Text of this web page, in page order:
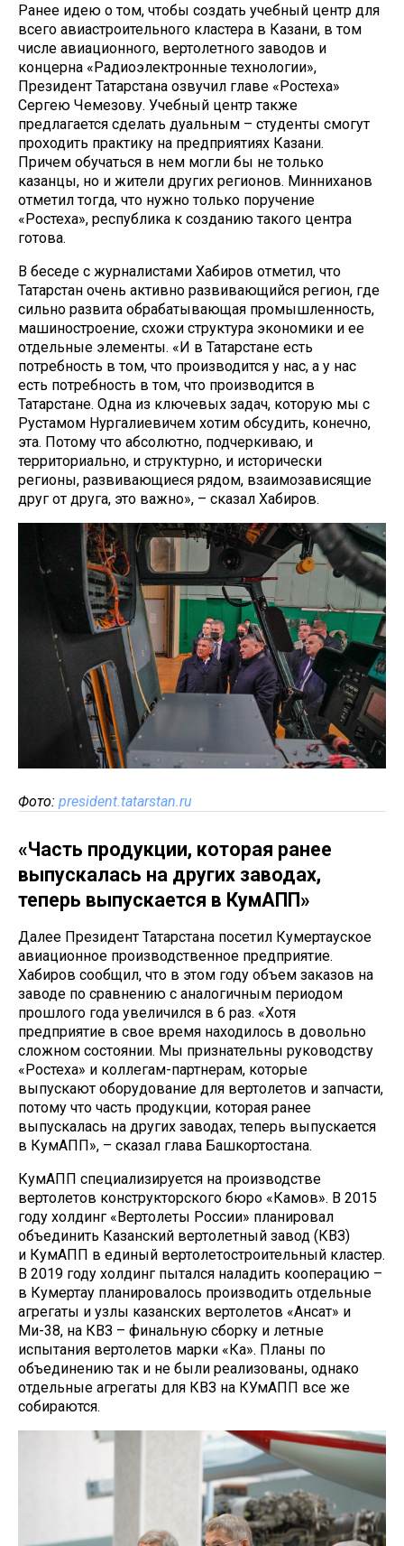
Ранее идею о том, чтобы создать учебный центр для
всего авиастроительного кластера в Казани, в том
числе авиационного, вертолетного заводов и
концерна «Радиоэлектронные технологии»,
Президент Татарстана озвучил главе «Ростеха»
Сергею Чемезову. Учебный центр также
предлагается сделать дуальным – студенты смогут
проходить практику на предприятиях Казани.
Причем обучаться в нем могли бы не только
казанцы, но и жители других регионов. Минниханов
отметил тогда, что нужно только поручение
«Ростеха», республика к созданию такого центра
готова.
В беседе с журналистами Хабиров отметил, что
Татарстан очень активно развивающийся регион, где
сильно развита обрабатывающая промышленность,
машиностроение, схожи структура экономики и ее
отдельные элементы. «И в Татарстане есть
потребность в том, что производится у нас, а у нас
есть потребность в том, что производится в
Татарстане. Одна из ключевых задач, которую мы с
Рустамом Нургалиевичем хотим обсудить, конечно,
эта. Потому что абсолютно, подчеркиваю, и
территориально, и структурно, и исторически
регионы, развивающиеся рядом, взаимозависящие
друг от друга, это важно», – сказал Хабиров.
Фото: president.tatarstan.ru
«Часть продукции, которая ранее
выпускалась на других заводах,
теперь выпускается в КумАПП»
Далее Президент Татарстана посетил Кумертауское
авиационное производственное предприятие.
Хабиров сообщил, что в этом году объем заказов на
заводе по сравнению с аналогичным периодом
прошлого года увеличился в 6 раз. «Хотя
предприятие в свое время находилось в довольно
сложном состоянии. Мы признательны руководству
«Ростеха» и коллегам-партнерам, которые
выпускают оборудование для вертолетов и запчасти,
потому что часть продукции, которая ранее
выпускалась на других заводах, теперь выпускается
в КумАПП», ­– сказал глава Башкортостана.
КумАПП специализируется на производстве
вертолетов конструкторского бюро «Камов». В 2015
году холдинг «Вертолеты России» планировал
объединить Казанский вертолетный завод (КВЗ)
и КумАПП в единый вертолетостроительный кластер.
В 2019 году холдинг пытался наладить кооперацию –
в Кумертау планировалось производить отдельные
агрегаты и узлы казанских вертолетов «Ансат» и
Ми-38, на КВЗ – финальную сборку и летные
испытания вертолетов марки «Ка». Планы по
объединению так и не были реализованы, однако
отдельные агрегаты для КВЗ на КУмАПП все же
собираются.